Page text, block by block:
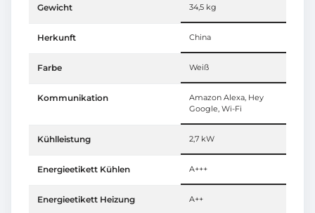
Gewicht 34,5 kg
Herkunft China
Farbe Weiß
Kommunikation
Amazon Alexa, Hey
Google, Wi-Fi
Kühlleistung 2,7 kW
Energieetikett Kühlen A+++
Energieetikett Heizung A++